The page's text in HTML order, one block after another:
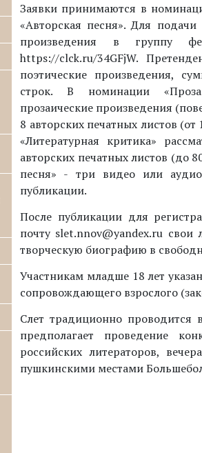
Заявки принимаются в
«Авторская песня». Для
произведения в группу
https://clck.ru/34GFjW.
поэтические произведения,
строк. В номинации
прозаические произведения
8 авторских печатных листов
«Литературная критика»
авторских печатных листов (до
песня» - три видео или
публикации.
После публикации для
почту slet.nnov@yandex.ru
творческую биографию в
Участникам младше 18 лет
сопровождающего взрослого
Слет традиционно проводится
предполагает проведение
российских литераторов,
пушкинскими местами